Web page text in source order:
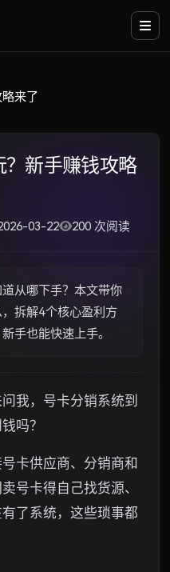
来了
？新手赚钱攻略
03-22 200 次阅读
从哪下手？本文带你
拆解4个核心盈利方
手也能快速上手。
我，号卡分销系统到
吗？
卡供应商、分销商和
号卡得自己找货源、
了系统，这些琐事都